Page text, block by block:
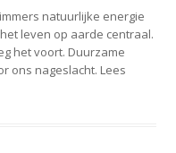
natuurlijke energie
leven op aarde centraal.
het voort. Duurzame
ons nageslacht. Lees